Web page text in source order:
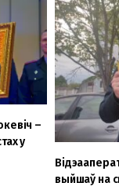
–
у
выйшаў на